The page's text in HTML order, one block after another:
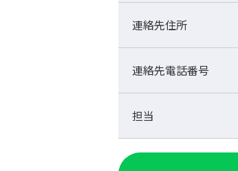
連絡先住所
連絡先電話番号
担当